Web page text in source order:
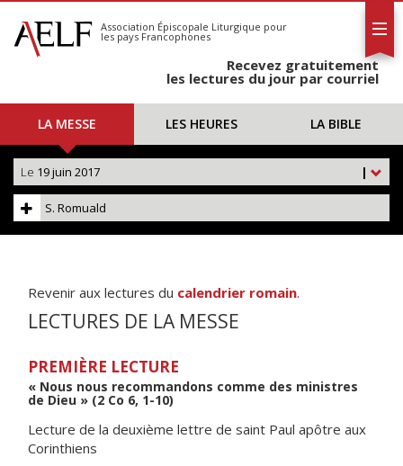
S'abonner
Calendrier
Association Épiscopale Liturgique pour
les pays Francophones
Recevez gratuitement
les lectures du jour par courriel
LA MESSE LES HEURES LA BIBLE
|
Le 19 juin 2017
S. Romuald
Revenir aux lectures du calendrier romain.
LECTURES DE LA MESSE
PREMIÈRE LECTURE
« Nous nous recommandons comme des ministres
de Dieu » (2 Co 6, 1-10)
Lecture de la deuxième lettre de saint Paul apôtre aux
Corinthiens